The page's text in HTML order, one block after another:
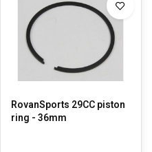
RovanSports 29CC piston
ring - 36mm